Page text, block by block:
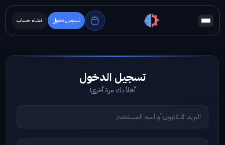
تسجيل دخول انشاء حساب
أهلاً بك مرة أخرى!